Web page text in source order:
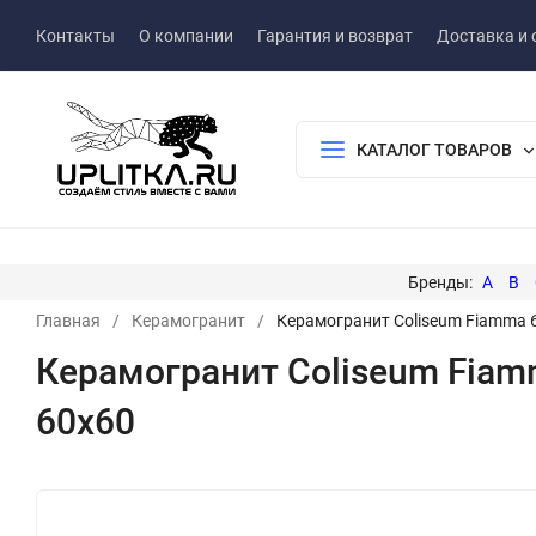
Контакты О компании Гарантия и возврат Доставка и
КАТАЛОГ ТОВАРОВ
A B
Главная
/ Керамогранит / Керамогранит Coliseum
Керамогранит Coliseum
60x60